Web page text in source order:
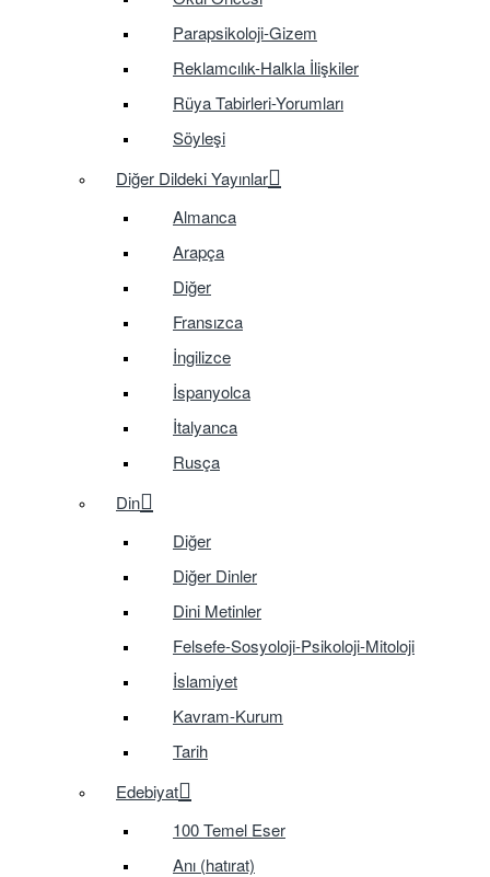
Parapsikoloji-Gizem
Reklamcılık-Halkla İlişkiler
Rüya Tabirleri-Yorumları
Söyleşi
Diğer Dildeki Yayınlar
Almanca
Arapça
Diğer
Fransızca
İngilizce
İspanyolca
İtalyanca
Rusça
Din
Diğer
Diğer Dinler
Dini Metinler
Felsefe-Sosyoloji-Psikoloji-Mitoloji
İslamiyet
Kavram-Kurum
Tarih
Edebiyat
100 Temel Eser
Anı (hatırat)